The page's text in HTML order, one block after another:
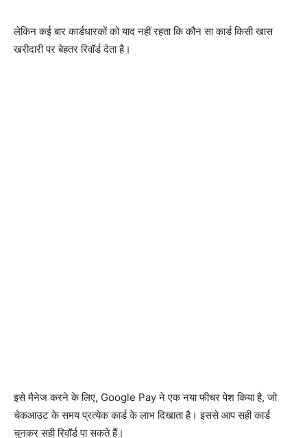
लेकिन कई बार कार्डधारकों को याद नहीं रहता कि कौन सा कार्ड किसी खास
खरीदारी पर बेहतर रिवॉर्ड देता है।
इसे मैनेज करने के लिए, Google Pay ने एक नया फीचर पेश किया है, जो
चेकआउट के समय प्रत्येक कार्ड के लाभ दिखाता है। इससे आप सही कार्ड
चुनकर सही रिवॉर्ड पा सकते हैं।